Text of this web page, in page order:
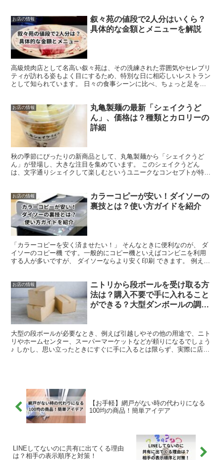
お店の情報
叙々苑の値段で2人分はいくら？
具体的な金額とメニューを解説
高級焼肉店として名高い叙々苑は、その洗練された雰囲気やセレブリ
ティが訪れる姿もよく目にするため、特別な日に相応しいレストラン
として知られています。 日々の食事シーンに比べ、ちょっと足を踏
お店の情報
丸亀製麺の最新「シェイクうど
ん」、価格は？種類とカロリーの
詳細
秋の季節にぴったりの新商品として、丸亀製麺から「シェイクうど
ん」が登場し、大きな注目を集めています。 このシェイクうどん
は、文字通りシェイクして楽しむというユニークなコンセプトが特徴
お店の情報
カラーコピーが安い！ダイソーの
裏技とは？使い方ガイドを紹介
「カラーコピーを安く済ませたい！」 そんなときに便利なのが、 ダ
イソーのコピー機 です。一般的にコピー機といえばコンビニを利用
する人が多いですが、 ダイソーならより安く印刷 できます。 例え
お店の情報
ニトリから段ボールを受け取る方
法は？購入不要で手に入れること
ができる？大型ダンボールの調達
大型の段ボールが必要なとき、例えば引越しやその他の用途で、ニト
リやホームセンター、スーパーマーケットなどが頼りになるでしょう
♪ しかし、思い立ったときにすぐに手に入るとは限らず、実際に店舗
【お手軽】網戸がない時の代わりになる
100均の商品！簡単アイデア
LINEしてないのに共有に出てくる理由
は？相手の表示順序と対策！